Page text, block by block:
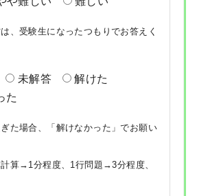
、受験生になったつもりでお答えく
未解答
解けた
た
た場合、「解けなかった」でお願い
算→1分程度、1行問題→3分程度、